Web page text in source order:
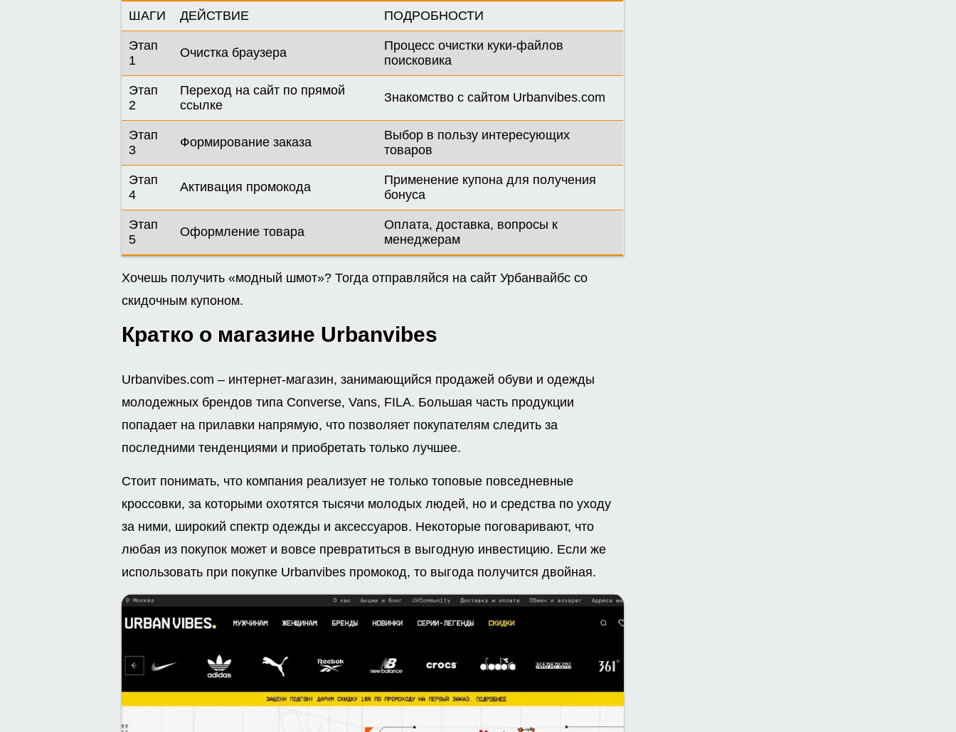
ШАГИ ДЕЙСТВИЕ ПОДРОБНОСТИ
Этап
1
Очистка браузера
Процесс очистки куки-файлов
поисковика
Этап
2
Переход на сайт по прямой
ссылке
Знакомство с сайтом Urbanvibes.com
Этап
3
Формирование заказа
Выбор в пользу интересующих
товаров
Этап
4
Активация промокода
Применение купона для получения
бонуса
Этап
5
Оформление товара
Оплата, доставка, вопросы к
менеджерам
Хочешь получить «модный шмот»? Тогда отправляйся на сайт Урбанвайбс со
скидочным купоном.
Кратко о магазине Urbanvibes
Urbanvibes.com – интернет-магазин, занимающийся продажей обуви и одежды
молодежных брендов типа Converse, Vans, FILA. Большая часть продукции
попадает на прилавки напрямую, что позволяет покупателям следить за
последними тенденциями и приобретать только лучшее.
Стоит понимать, что компания реализует не только топовые повседневные
кроссовки, за которыми охотятся тысячи молодых людей, но и средства по уходу
за ними, широкий спектр одежды и аксессуаров. Некоторые поговаривают, что
любая из покупок может и вовсе превратиться в выгодную инвестицию. Если же
использовать при покупке Urbanvibes промокод, то выгода получится двойная.